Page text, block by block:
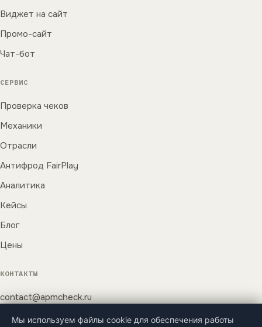
Виджет на сайт
Промо-сайт
Чат-бот
СЕРВИС
Проверка чеков
Механики
Отрасли
Антифрод FairPlay
Аналитика
Кейсы
Блог
Цены
КОНТАКТЫ
contact@apmcheck.ru
Оставить заявку
Мы используем файлы cookie для обеспечения работы